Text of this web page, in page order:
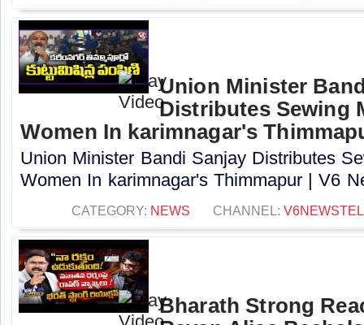
Union Minister
Distributes Sewing
Women In karimnagar's
Union Minister Bandi Sanjay Distributes
Women In karimnagar's Thimmapur | V6
CATEGORY: NEWS CHANNEL:
Bharath Strong